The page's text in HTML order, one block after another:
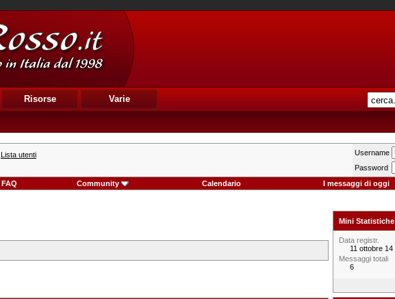
Risorse Varie
Lista utenti Username
Password
FAQ Community Calendario I messaggi di oggi
Mini Statistiche
Data registr.
11 ottobre 14
Messaggi totali
6